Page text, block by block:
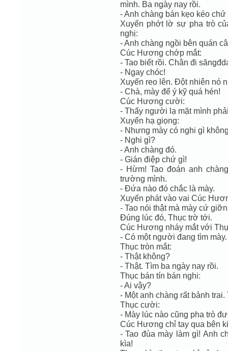
mình. Ba ngày nay rồi.
- Anh chàng bán kẹo kéo chứ
Xuyến phớt lờ sự pha trò
nghị:
- Anh chàng ngồi bên quán
Cúc Hương chớp mắt:
- Tao biết rồi. Chân đi
- Ngay chóc!
Xuyến reo lên. Đột nhiên nó
- Chà, mày để ý kỹ quá hén!
Cúc Hương cười:
- Thấy người lạ mặt mình
Xuyến hạ giọng:
- Nhưng mày có nghi gì
- Nghi gì?
- Anh chàng đó.
- Gián điệp chứ gì!
- Hừm! Tao đoán anh
trường mình.
- Đứa nào đó chắc là mày.
Xuyến phát vào vai Cúc
- Tao nói thật mà mày cứ
Đúng lúc đó, Thục trờ tới.
Cúc Hương nháy mắt với
- Có một người đang tìm mày.
Thục tròn mắt:
- Thật không?
- Thật. Tìm ba ngày nay rồi.
Thục bán tín bán nghi:
- Ai vậy?
- Một anh chàng rất bảnh
Thục cười:
- Mày lúc nào cũng pha trò
Cúc Hương chỉ tay qua bên
- Tao đùa mày làm gì! Anh
kìa!